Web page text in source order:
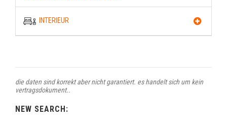
INTERIEUR
die daten sind korrekt aber nicht garantiert. es handelt sich um kein
vertragsdokument..
NEW SEARCH: